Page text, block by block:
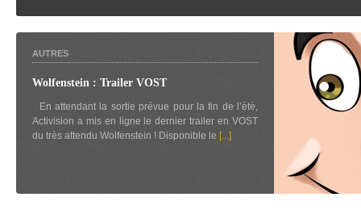
AUTRES
Wolfenstein : Trailer VOST
En attendant la sortie prévue pour la fin de l’été,
Activision a mis en ligne le dernier trailer en VOST
du très attendu Wolfenstein ! Disponible le [...]